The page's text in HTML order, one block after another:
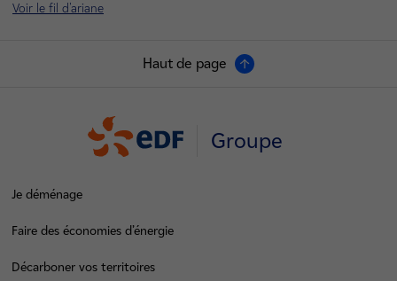
Voir le fil d'ariane
Haut de page
Groupe
Je déménage
Faire des économies d’énergie
Décarboner vos territoires